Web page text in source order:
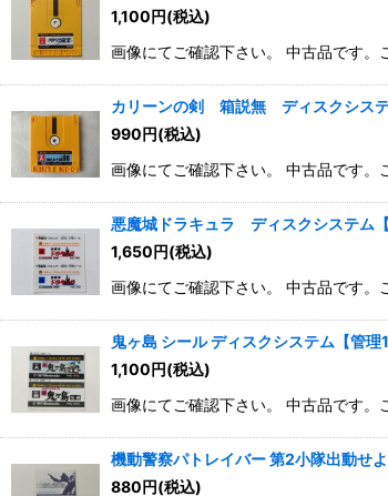
1,100円(税込)
画像にてご確認下さい。 中古品です
カリーンの剣 箱説無 ディスクシステ
990円(税込)
画像にてご確認下さい。 中古品です
悪魔城ドラキュラ ディスクシステム【
1,650円(税込)
画像にてご確認下さい。 中古品です
鬼ヶ島 シール ディスクシステム【管理
1,100円(税込)
画像にてご確認下さい。 中古品です
機動警察パトレイバー 第2小隊出動
880円(税込)